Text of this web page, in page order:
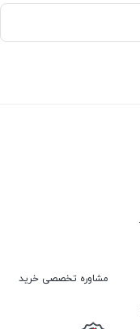
مشاوره تخصصی خرید